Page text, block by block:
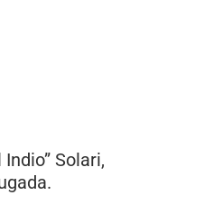
Solari,